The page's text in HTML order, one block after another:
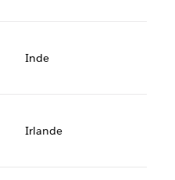
Inde
Irlande